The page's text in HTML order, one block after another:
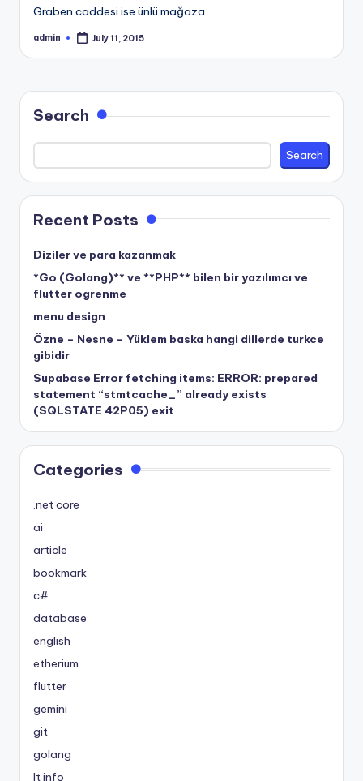
Graben caddesi ise ünlü mağaza…
Posted
admin July 11, 2015
Search
Search
Recent Posts
Diziler ve para kazanmak
*Go (Golang)** ve **PHP** bilen bir yazılımcı ve
flutter ogrenme
menu design
Özne – Nesne – Yüklem baska hangi dillerde turkce
gibidir
Supabase Error fetching items: ERROR: prepared
statement “stmtcache_” already exists
(SQLSTATE 42P05) exit
Categories
.net core
ai
article
bookmark
c#
database
english
etherium
flutter
gemini
git
golang
It info